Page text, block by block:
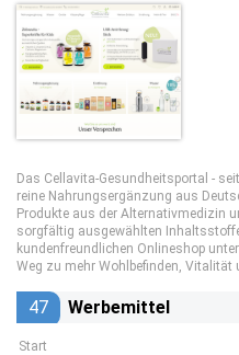
Das Cellavita-Gesundheitsportal -
reine Nahrungsergänzung aus
Produkte aus der Alternativmedizin
sorgfältig ausgewählten
kundenfreundlichen Onlineshop
Weg zu mehr Wohlbefinden, Vitalität
47 Werbemittel
Start